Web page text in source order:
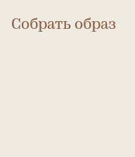
Собрать образ